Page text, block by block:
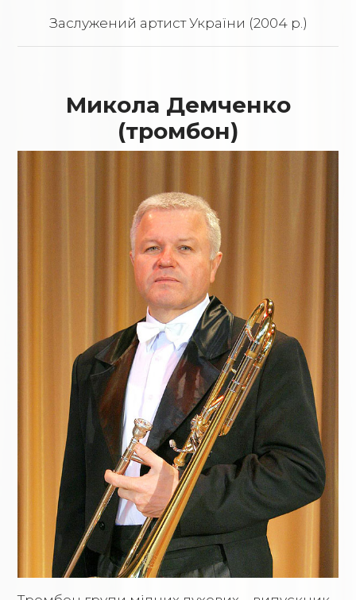
Заслужений артист України (2004 р.)
Микола Демченко
(тромбон)